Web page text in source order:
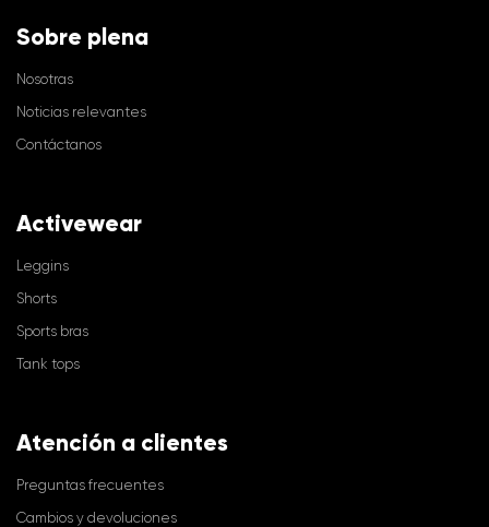
Sobre plena
Nosotras
Noticias relevantes
Contáctanos
Activewear
Leggins
Shorts
Sports bras
Tank tops
Atención a clientes
Preguntas frecuentes
Cambios y devoluciones